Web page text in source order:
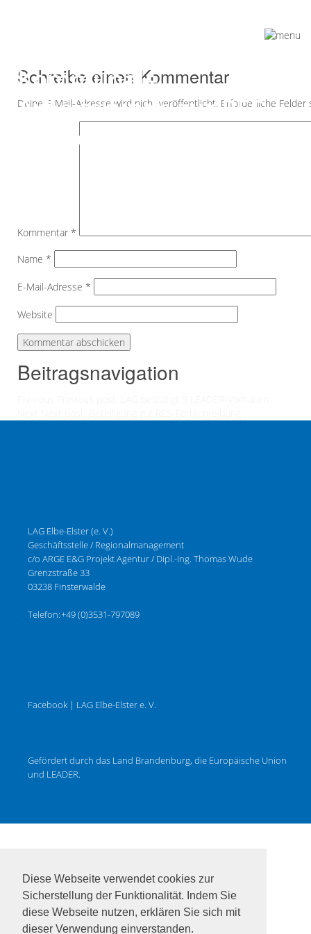
Diese Webseite verwendet cookies zur
Sicherstellung der Funktionalität. Indem Sie
diese Webseite nutzen, erklären Sie sich mit
dieser Verwendung einverstanden.
Kommunale
Arbeitsrunde zur RES-
Fortschreibung
Schreibe einen Kommentar
Deine E-Mail-Adresse wird nicht veröffentlicht. Erforderliche
Kommentar *
Name *
E-Mail-Adresse *
Website
Beitragsnavigation
LAG Elbe-Elster (e. V.)
Geschäftsstelle / Regionalmanagement
c/o ARGE E&G Projekt Agentur / Dipl.-Ing. Thomas Wude
Grenzstraße 33
03238 Finsterwalde
Telefon:+49 (0)3531-797089
Facebook | LAG Elbe-Elster e. V.
Gefördert durch das Land Brandenburg, die Europäische Union
und LEADER.